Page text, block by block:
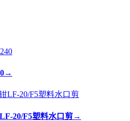
→
20/F5塑料水口剪→